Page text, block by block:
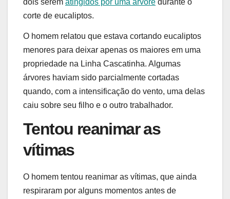
dois serem atingidos por uma árvore durante o
corte de eucaliptos.
O homem relatou que estava cortando eucaliptos
menores para deixar apenas os maiores em uma
propriedade na Linha Cascatinha. Algumas
árvores haviam sido parcialmente cortadas
quando, com a intensificação do vento, uma delas
caiu sobre seu filho e o outro trabalhador.
Tentou reanimar as
vítimas
O homem tentou reanimar as vítimas, que ainda
respiraram por alguns momentos antes de